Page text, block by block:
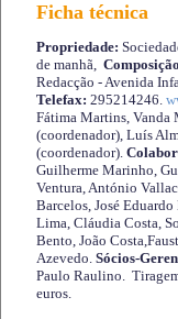
Ficha técnica
Propriedade:
de manhã,
Redacção - Avenida
Telefax: 295214246.
Fátima Martins, Vanda
(coordenador), Luís
(coordenador).
Guilherme Marinho,
Ventura, António
Barcelos, José
Lima, Cláudia Costa,
Bento, João
Azevedo. Sócios-
Paulo Raulino.
euros.